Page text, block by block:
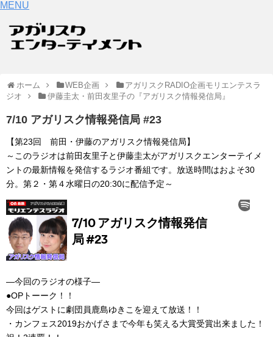
MENU
ホーム WEB企画
アガリスクRADIO企画モリエンテスラ
ジオ
伊藤圭太・前田友里子の『アガリスク情報発信局』
7/10 アガリスク情報発信局 #23
【第23回 前田・伊藤のアガリスク情報発信局】
～このラジオは前田友里子と伊藤圭太がアガリスクエンターテイメ
ントの最新情報を発信するラジオ番組です。放送時間はおよそ30
分。第２・第４水曜日の20:30に配信予定～
―今回のラジオの様子―
●OPトーーク！！
今回はゲストに劇団員鹿島ゆきこを迎えて放送！！
・カンフェス2019おかげさまで今年も笑える大賞受賞出来ました！